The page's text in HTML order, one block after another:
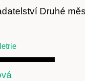
Druhé